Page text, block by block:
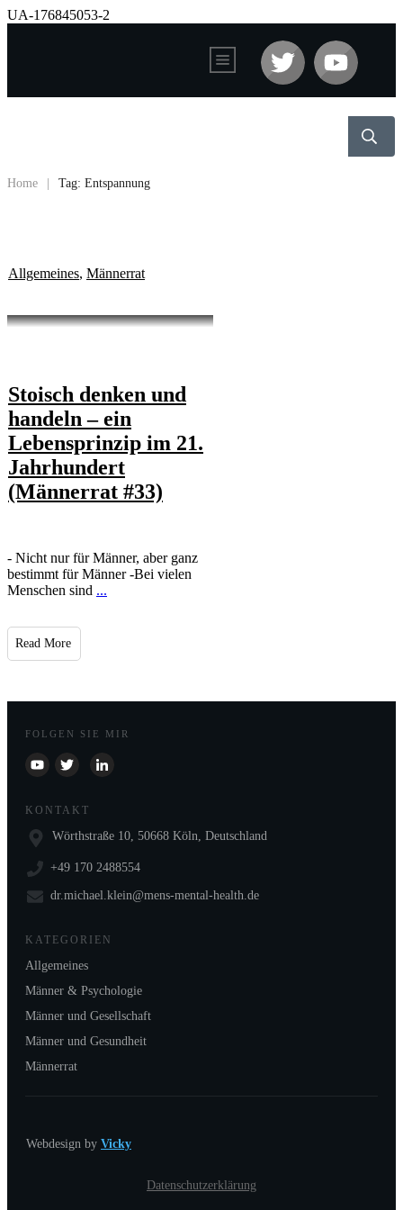
UA-176845053-2
Home | Tag: Entspannung
Allgemeines, Männerrat
Stoisch denken und
handeln – ein
Lebensprinzip im 21.
Jahrhundert
(Männerrat #33)
- Nicht nur für Männer, aber ganz
bestimmt für Männer -Bei vielen
Menschen sind ...
​Read More
FOLGEN SIE MIR
KONTAKT
Wörthstraße 10, 50668 Köln, Deutschland
+49 170 2488554
dr.michael.klein@mens-mental-health.de
KATEGORIEN
Allgemeines
Männer & Psychologie
Männer und Gesellschaft
Männer und Gesundheit
Männerrat
Webdesign by Vicky
Datenschutzerklärung